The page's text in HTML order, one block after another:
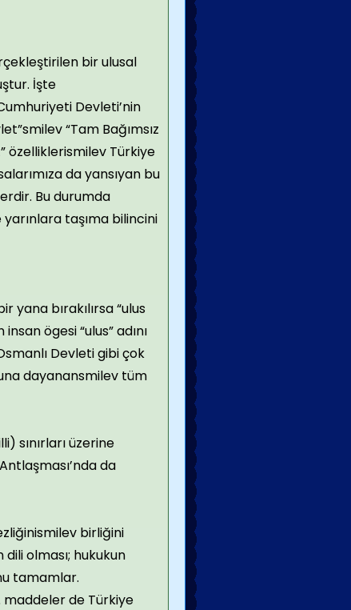
bir ulusal
İşte
Devleti’nin
“Tam Bağımsız
özelliklerismilev Türkiye
da yansıyan bu
Bu durumda
taşıma bilincini
yana bırakılırsa “ulus
ögesi “ulus” adını
Devleti gibi çok
dayanansmilev tüm
sınırları üzerine
da
birliğini
olması; hukukun
tamamlar.
maddeler de Türkiye